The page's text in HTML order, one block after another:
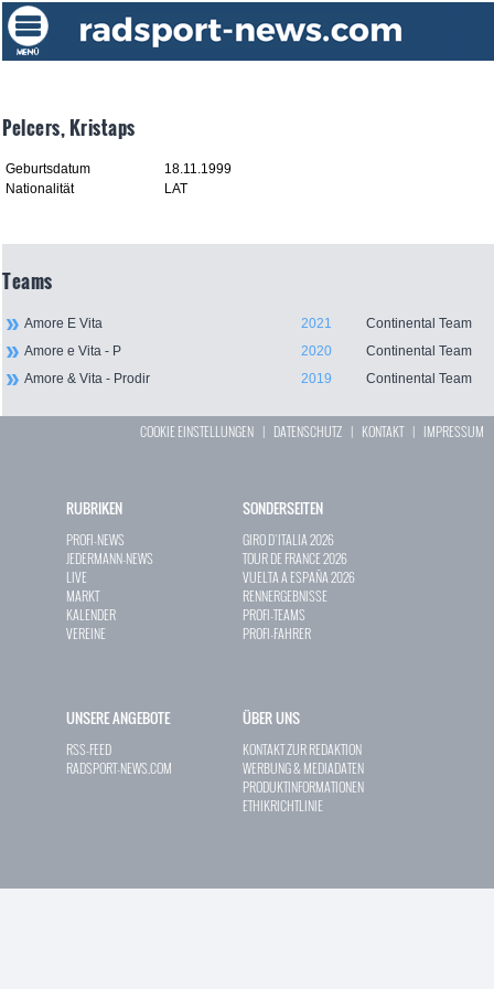
Pelcers, Kristaps
Geburtsdatum
18.11.1999
Nationalität
LAT
Teams
Amore E Vita 2021
Continental Team
Amore e Vita - P
2020
Continental Team
Amore & Vita - Prodir
2019 Continental Team
COOKIE EINSTELLUNGEN | DATENSCHUTZ | KONTAKT| IMPRESSUM
RUBRIKEN
PROFI-NEWS
JEDERMANN-NEWS
LIVE
MARKT
KALENDER
VEREINE
SONDERSEITEN
GIRO D`ITALIA 2026
TOUR DE FRANCE 2026
VUELTA A ESPAÑA 2026
RENNERGEBNISSE
PROFI-TEAMS
PROFI-FAHRER
UNSERE ANGEBOTE
RSS-FEED
RADSPORT-NEWS.COM
ÜBER UNS
KONTAKT ZUR REDAKTION
WERBUNG & MEDIADATEN
PRODUKTINFORMATIONEN
ETHIKRICHTLINIE